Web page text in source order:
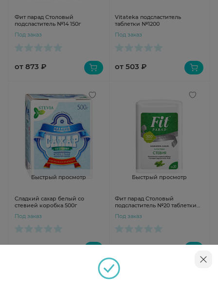
Фит парад Столовый
подсластитель №14 150г
Под заказ
от 873 ₽
Vitateka подсластитель
таблетки №1200
Под заказ
от 503 ₽
Быстрый просмотр
Сладкий сахар белый со
стевией коробка 500г
Под заказ
Быстрый просмотр
Фит парад Столовый
подсластитель №20 таблетки
Под заказ